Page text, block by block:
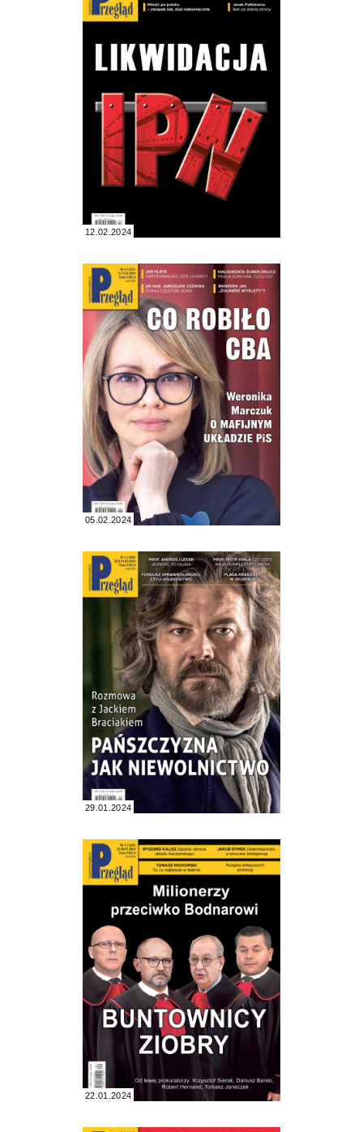
12.02.2024
05.02.2024
29.01.2024
22.01.2024